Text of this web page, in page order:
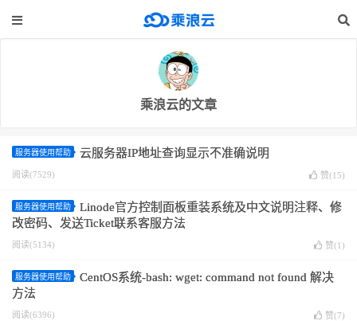
乘浪云的文章
服务器使用帮助 云服务器IP地址查询显示不准确说明
阅读(7529) 赞(15)
服务器使用帮助
Linode官方控制面板重装系统及中文说明注释、修
改密码、发送Ticket联系客服方法
阅读(5134) 赞(1 )
服务器使用帮助
CentOS系统-bash: wget: command not found 解决
方法
阅读(6396) 赞(7)